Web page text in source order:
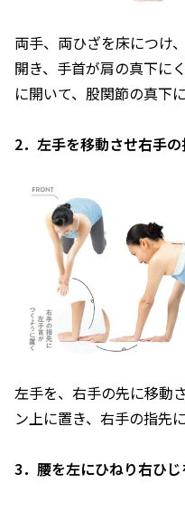
両手、両ひざを床につけ
開き、手首が肩の真下に
に開いて、股関節の真下
2．左手を移動させ右手
左手を、右手の先に移動
ン上に置き、右手の指先
3．腰を左にひねり右ひ